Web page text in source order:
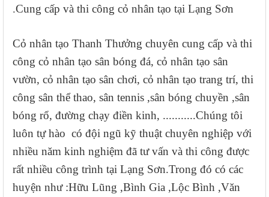
.Cung cấp và thi công cỏ nhân tạo tại Lạng Sơn
Cỏ nhân tạo Thanh Thưởng chuyên cung cấp và thi
công cỏ nhân tạo sân bóng đá, cỏ nhân tạo sân
vườn, cỏ nhân tạo sân chơi, cỏ nhân tạo trang trí, thi
công sân thể thao, sân tennis ,sân bóng chuyền ,sân
bóng rổ, đường chạy điền kinh, ...........Chúng tôi
luôn tự hào có đội ngũ kỹ thuật chuyên nghiệp với
nhiều năm kinh nghiệm đã tư vấn và thi công được
rất nhiều công trình tại Lạng Sơn.Trong đó có các
huyện như :Hữu Lũng ,Bình Gia ,Lộc Bình ,Văn